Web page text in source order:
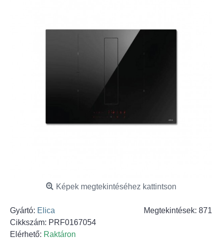
Képek megtekintéséhez kattintson
Megtekintések: 871
Gyártó: Elica
Cikkszám: PRF0167054
Elérhető: Raktáron